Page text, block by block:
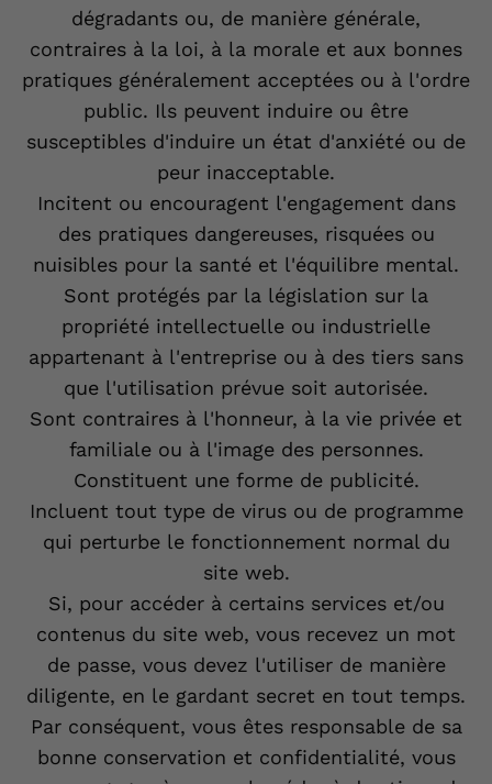
dégradants ou, de manière générale,
contraires à la loi, à la morale et aux bonnes
pratiques généralement acceptées ou à l'ordre
public. Ils peuvent induire ou être
susceptibles d'induire un état d'anxiété ou de
peur inacceptable.
Incitent ou encouragent l'engagement dans
des pratiques dangereuses, risquées ou
nuisibles pour la santé et l'équilibre mental.
Sont protégés par la législation sur la
propriété intellectuelle ou industrielle
appartenant à l'entreprise ou à des tiers sans
que l'utilisation prévue soit autorisée.
Sont contraires à l'honneur, à la vie privée et
familiale ou à l'image des personnes.
Constituent une forme de publicité.
Incluent tout type de virus ou de programme
qui perturbe le fonctionnement normal du
site web.
Si, pour accéder à certains services et/ou
contenus du site web, vous recevez un mot
de passe, vous devez l'utiliser de manière
diligente, en le gardant secret en tout temps.
Par conséquent, vous êtes responsable de sa
bonne conservation et confidentialité, vous